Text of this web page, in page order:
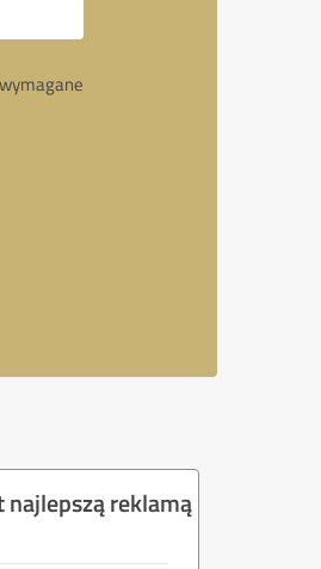
najlepszą reklamą